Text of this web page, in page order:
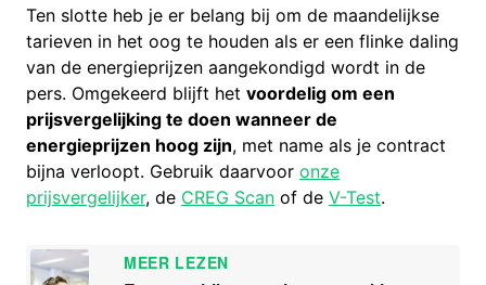
Ten slotte heb je er belang bij om de maandelijkse
tarieven in het oog te houden als er een flinke daling
van de energieprijzen aangekondigd wordt in de
pers. Omgekeerd blijft hetvoordelig om een
prijsvergelijking te doen wanneer de
energieprijzen hoog zijn, met name als je contract
bijna verloopt. Gebruik daarvooronze
prijsvergelijker, de CREG Scan of deV-Test.
MEER LEZEN